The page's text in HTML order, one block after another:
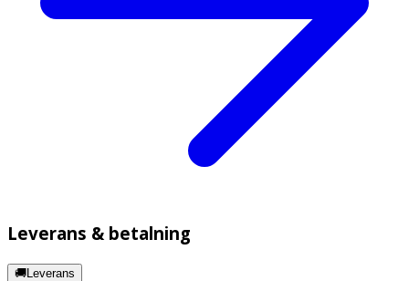
Leverans & betalning
🚚Leverans